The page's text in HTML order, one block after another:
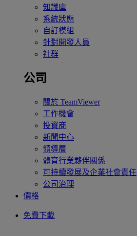
知識庫
系統狀態
自訂模組
針對開發人員
社群
公司
關於 TeamViewer
工作機會
投資商
新聞中心
領導層
體育行業夥伴關係
可持續發展及企業社會責任
公司治理
價格
免費下載